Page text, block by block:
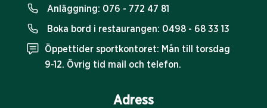
Anläggning: 076 - 772 47 81
Boka bord i restaurangen: 0498 - 68 33 13
Öppettider sportkontoret: Mån till torsdag
9-12. Övrig tid mail och telefon.
Adress